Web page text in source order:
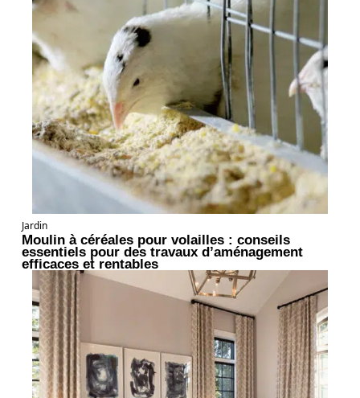
Jardin
Moulin à céréales pour volailles : conseils
essentiels pour des travaux d’aménagement
efficaces et rentables